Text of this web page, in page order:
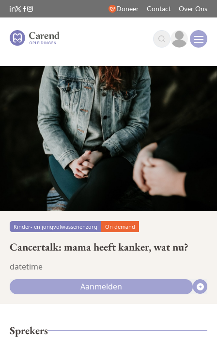
Doneer Contact Over Ons
Kinder- en jongvolwassenenzorg On demand
Cancertalk: mama heeft kanker, wat nu?
datetime
Aanmelden
Sprekers